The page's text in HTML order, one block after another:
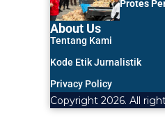
Protes
About Us
Tentang Kami
Kode Etik Jurnalistik
Privacy Policy
Copyright 2026. All